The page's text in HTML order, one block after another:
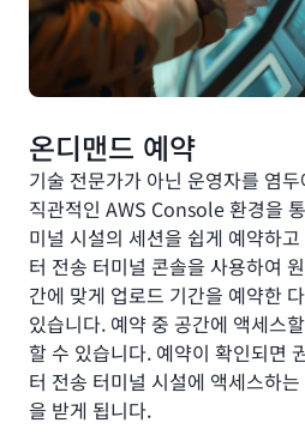
온디맨드 예약
기술 전문가가 아닌 운영자를 염
직관적인 AWS Console 환경을
미널 시설의 세션을 쉽게 예약하
터 전송 터미널 콘솔을 사용하여
간에 맞게 업로드 기간을 예약한
있습니다. 예약 중 공간에 액세스
할 수 있습니다. 예약이 확인되면
터 전송 터미널 시설에 액세스하
을 받게 됩니다.